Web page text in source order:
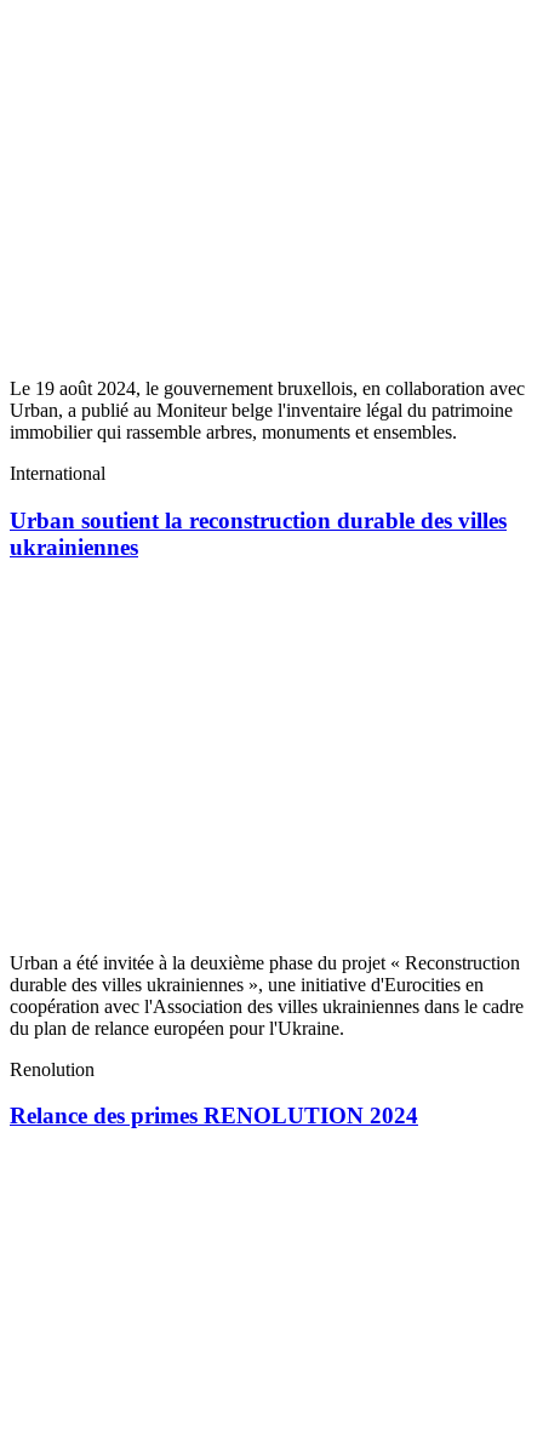
Le 19 août 2024, le gouvernement bruxellois, en collaboration avec
Urban, a publié au Moniteur belge l'inventaire légal du patrimoine
immobilier qui rassemble arbres, monuments et ensembles.
International
Urban soutient la reconstruction durable des villes
ukrainiennes
Urban a été invitée à la deuxième phase du projet « Reconstruction
durable des villes ukrainiennes », une initiative d'Eurocities en
coopération avec l'Association des villes ukrainiennes dans le cadre
du plan de relance européen pour l'Ukraine.
Renolution
Relance des primes RENOLUTION 2024